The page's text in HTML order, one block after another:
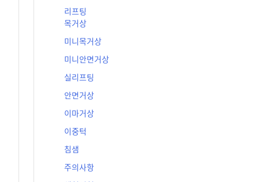
리프팅
목거상
미니목거상
미니안면거상
실리프팅
안면거상
이마거상
이중턱
침샘
주의사항